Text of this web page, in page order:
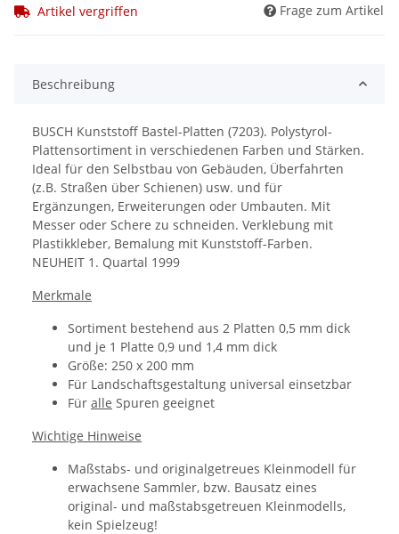
Artikel vergriffen Frage zum Artikel
Beschreibung
BUSCH Kunststoff Bastel-Platten (7203). Polystyrol-
Plattensortiment in verschiedenen Farben und Stärken.
Ideal für den Selbstbau von Gebäuden, Überfahrten
(z.B. Straßen über Schienen) usw. und für
Ergänzungen, Erweiterungen oder Umbauten. Mit
Messer oder Schere zu schneiden. Verklebung mit
Plastikkleber, Bemalung mit Kunststoff-Farben.
NEUHEIT 1. Quartal 1999
Merkmale
Sortiment bestehend aus 2 Platten 0,5 mm dick
und je 1 Platte 0,9 und 1,4 mm dick
Größe: 250 x 200 mm
Für Landschaftsgestaltung universal einsetzbar
Für alle Spuren geeignet
Wichtige Hinweise
Maßstabs- und originalgetreues Kleinmodell für
erwachsene Sammler, bzw. Bausatz eines
original- und maßstabsgetreuen Kleinmodells,
kein Spielzeug!